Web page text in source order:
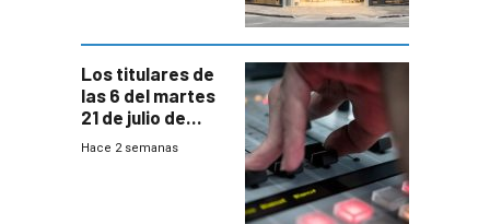
Los titulares de
las 6 del martes
21 de julio de
2026
Hace 2 semanas